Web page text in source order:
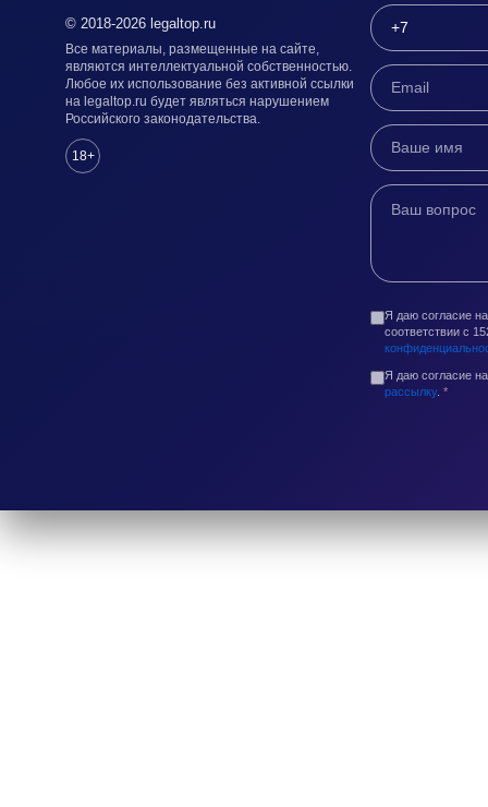
© 2018-2026 legaltop.ru
Все материалы, размещенные на сайте,
являются интеллектуальной собственностью.
Любое их использование без активной ссылки
на legaltop.ru будет являться нарушением
Российского законодательства.
18+
Я даю согласие
соответствии с
Я даю согласие
рассылку. *